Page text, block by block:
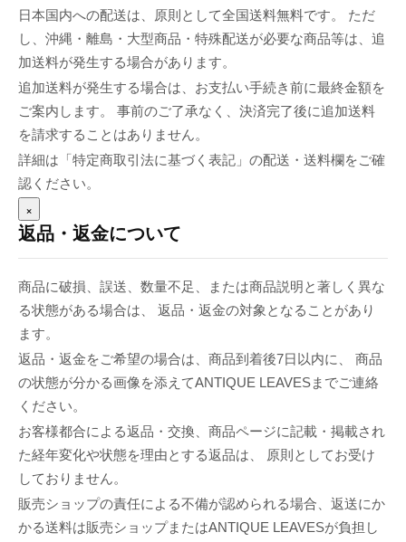
日本国内への配送は、原則として全国送料無料です。 ただ
し、沖縄・離島・大型商品・特殊配送が必要な商品等は、追
加送料が発生する場合があります。
追加送料が発生する場合は、お支払い手続き前に最終金額を
ご案内します。 事前のご了承なく、決済完了後に追加送料
を請求することはありません。
詳細は「特定商取引法に基づく表記」の配送・送料欄をご確
認ください。
×
返品・返金について
商品に破損、誤送、数量不足、または商品説明と著しく異な
る状態がある場合は、 返品・返金の対象となることがあり
ます。
返品・返金をご希望の場合は、商品到着後7日以内に、 商品
の状態が分かる画像を添えてANTIQUE LEAVESまでご連絡
ください。
お客様都合による返品・交換、商品ページに記載・掲載され
た経年変化や状態を理由とする返品は、 原則としてお受け
しておりません。
販売ショップの責任による不備が認められる場合、返送にか
かる送料は販売ショップまたはANTIQUE LEAVESが負担し